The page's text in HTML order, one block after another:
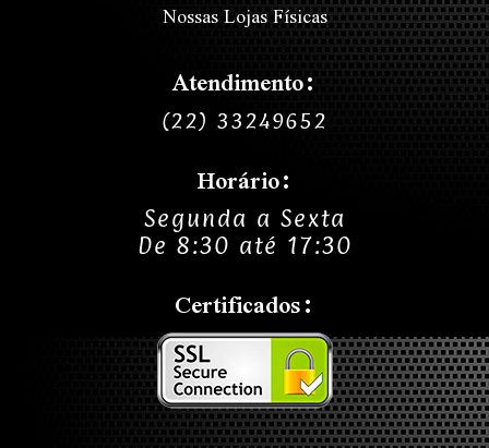
Nossas Lojas Físicas
Atendimento:
(22) 33249652
Horário:
Segunda a Sexta
De 8:30 até 17:30
Certificados: